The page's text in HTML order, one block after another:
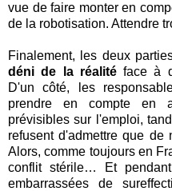
vue de faire monter en
de la robotisation. Attendre
Finalement, les deux
déni de la réalitéface à
D'un côté, les
prendre en compte en
prévisibles sur l'emploi,
refusent d'admettre que de
Alors, comme toujours en
conflit stérile… Et
embarrassées de